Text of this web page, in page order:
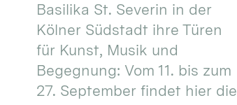
Basilika St. Severin in der
Kölner Südstadt ihre Türen
für Kunst, Musik und
Begegnung: Vom 11. bis zum
27. September findet hier die